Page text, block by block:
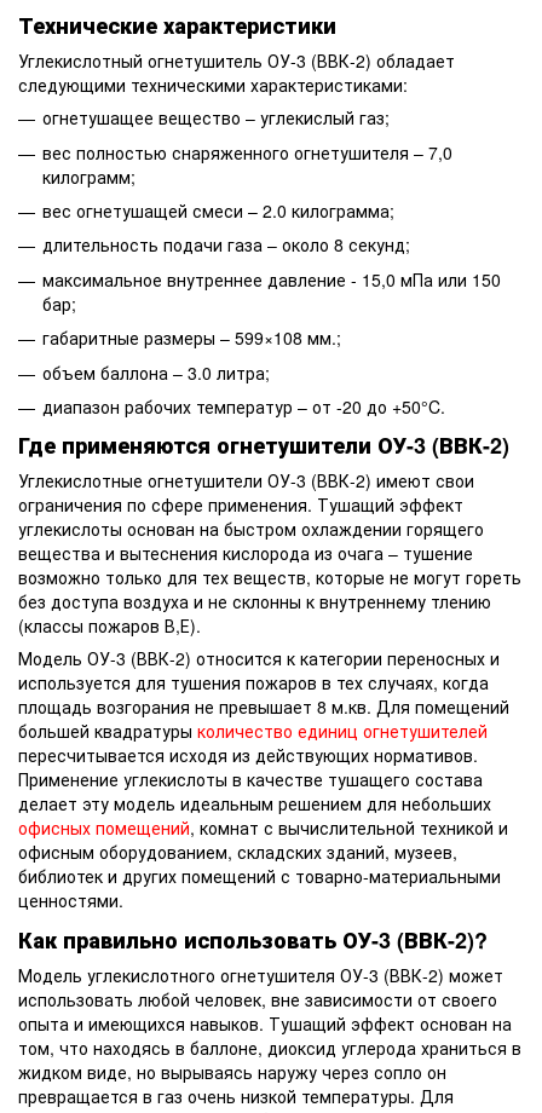
Технические характеристики
Углекислотный огнетушитель ОУ-3 (ВВК-2) обладает
следующими техническими характеристиками:
огнетушащее вещество – углекислый газ;
вес полностью снаряженного огнетушителя – 7,0
килограмм;
вес огнетушащей смеси – 2.0 килограмма;
длительность подачи газа – около 8 секунд;
максимальное внутреннее давление - 15,0 мПа или 150
бар;
габаритные размеры – 599×108 мм.;
объем баллона – 3.0 литра;
диапазон рабочих температур – от -20 до +50°C.
Где применяются огнетушители ОУ-3 (ВВК-2)
Углекислотные огнетушители ОУ-3 (ВВК-2) имеют свои
ограничения по сфере применения. Тушащий эффект
углекислоты основан на быстром охлаждении горящего
вещества и вытеснения кислорода из очага – тушение
возможно только для тех веществ, которые не могут гореть
без доступа воздуха и не склонны к внутреннему тлению
(классы пожаров В,Е).
Модель ОУ-3 (ВВК-2) относится к категории переносных и
используется для тушения пожаров в тех случаях, когда
площадь возгорания не превышает 8 м.кв. Для помещений
большей квадратуры количество единиц огнетушителей
пересчитывается исходя из действующих нормативов.
Применение углекислоты в качестве тушащего состава
делает эту модель идеальным решением для небольших
офисных помещений, комнат с вычислительной техникой и
офисным оборудованием, складских зданий, музеев,
библиотек и других помещений с товарно-материальными
ценностями.
Как правильно использовать ОУ-3 (ВВК-2)?
Модель углекислотного огнетушителя ОУ-3 (ВВК-2) может
использовать любой человек, вне зависимости от своего
опыта и имеющихся навыков. Тушащий эффект основан на
том, что находясь в баллоне, диоксид углерода храниться в
жидком виде, но вырываясь наружу через сопло он
превращается в газ очень низкой температуры. Для